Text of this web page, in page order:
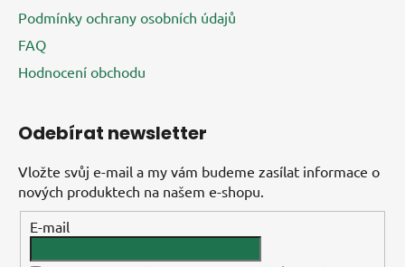
Podmínky ochrany osobních údajů
FAQ
Hodnocení obchodu
Odebírat newsletter
Vložte svůj e-mail a my vám budeme zasílat informace o
nových produktech na našem e-shopu.
E-mail